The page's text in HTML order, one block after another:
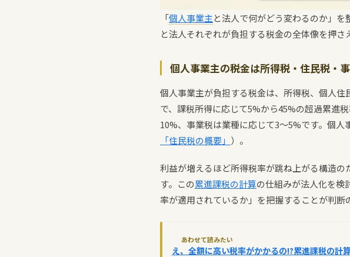
「個人事業主と法人で何がどう変わるのか」
と法人それぞれが負担する税金の全体像を押さ
個人事業主の税金は所得税・住民税・
個人事業主が負担する税金は、所得税、個人住
で、課税所得に応じて5%から45%の超過累進
10%、事業税は業種に応じて3〜5%です。個
「住民税の概要」 ）。
利益が増えるほど所得税率が跳ね上がる構造
す。この累進課税の計算の仕組みが法人化を検
率が適用されているか」を把握することが判断
あわせて読みたい
え、全額に高い税率がかかるの!?累進課税の計